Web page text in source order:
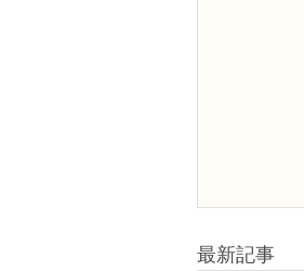
最新記事